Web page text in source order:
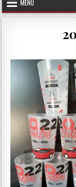
MENU